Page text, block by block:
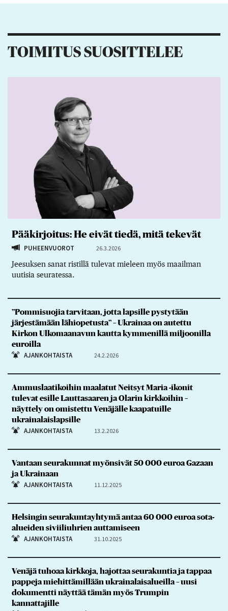
TOIMITUS SUOSITTELEE
Pääkirjoitus: He eivät tiedä, mitä tekevät
PUHEENVUOROT 26.3.2026
Jeesuksen sanat ristillä tulevat mieleen myös maailman
uutisia seuratessa.
”Pommisuojia tarvitaan, jotta lapsille pystytään
järjestämään lähiopetusta” – Ukrainaa on autettu
Kirkon Ulkomaanavun kautta kymmenillä miljoonilla
euroilla
AJANKOHTAISTA 24.2.2026
Ammuslaatikoihin maalatut Neitsyt Maria -ikonit
tulevat esille Lauttasaaren ja Olarin kirkkoihin –
näyttely on omistettu Venäjälle kaapatuille
ukrainalaislapsille
AJANKOHTAISTA 13.2.2026
Vantaan seurakunnat myönsivät 50 000 euroa Gazaan
ja Ukrainaan
AJANKOHTAISTA 11.12.2025
Helsingin seurakuntayhtymä antaa 60 000 euroa sota-
alueiden siviiliuhrien auttamiseen
AJANKOHTAISTA 31.10.2025
Venäjä tuhoaa kirkkoja, hajottaa seurakuntia ja tappaa
pappeja miehittämillään ukrainalaisalueilla – uusi
dokumentti näyttää tämän myös Trumpin
kannattajille